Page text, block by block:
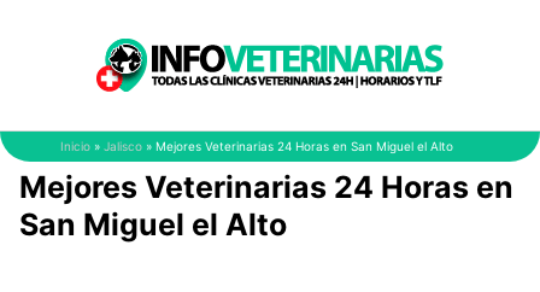
Inicio » Jalisco » Mejores Veterinarias 24 Horas en San Miguel el Alto
Mejores Veterinarias 24 Horas en
San Miguel el Alto